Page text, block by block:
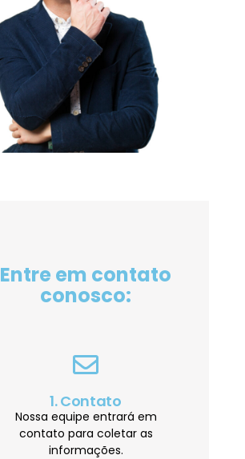
Entre em contato
conosco:
1. Contato
Nossa equipe entrará em
contato para coletar as
informações.